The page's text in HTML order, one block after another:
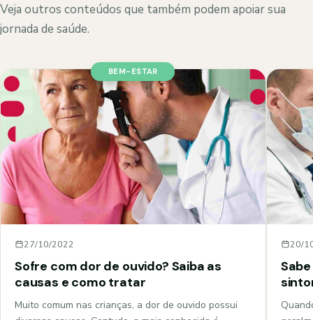
Veja outros conteúdos que também podem apoiar sua
jornada de saúde.
BEM-ESTAR
27/10/2022
Sofre com dor de ouvido? Saiba as
causas e como tratar
Muito comum nas crianças, a dor de ouvido possui
20/